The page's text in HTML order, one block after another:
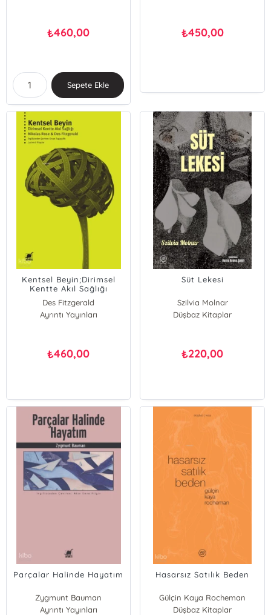
₺460,00
Sepete Ekle
₺450,00
Kentsel Beyin;Dirimsel
Kentte Akıl Sağlığı
Des Fitzgerald
Nikolas Rose
Ayrıntı Yayınları
₺460,00
Süt Lekesi
Szilvia Molnar
Düşbaz Kitaplar
₺220,00
Parçalar Halinde Hayatım
Zygmunt Bauman
Ayrıntı Yayınları
Hasarsız Satılık Beden
Gülçin Kaya Rocheman
Düşbaz Kitaplar